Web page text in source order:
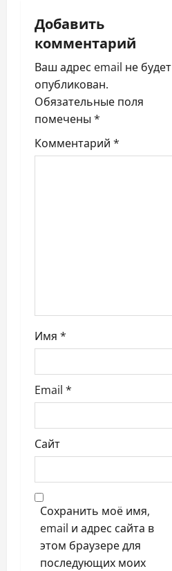
о
з
а
п
и
с
Добавить
комментарий
Ваш адрес email не будет
опубликован.
Обязательные поля
помечены *
Комментарий *
Имя *
Email *
Сайт
Сохранить моё имя,
email и адрес сайта в
этом браузере для
последующих моих